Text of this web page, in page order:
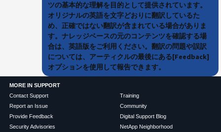
ツの基本的な理解を目的として提供されています。
オリジナルの英語を文字どおりに翻訳しているた
め、正確ではない翻訳が含まれている場合がありま
す。ナレッジベースの元のコンテンツを確認する場
合は、英語版をご利用ください。翻訳の問題や誤訳
については、アーティクルの最後にある[Feedback]
オプションを使用して報告できます。
MORE IN SUPPORT
Contact Support
Report an Issue
Provide Feedback
Security Advisories
Training
Community
Digital Support Blog
NetApp Neighborhood